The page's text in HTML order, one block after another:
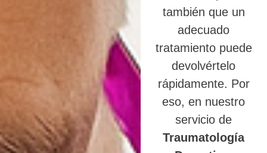
también que un
adecuado
tratamiento puede
devolvértelo
rápidamente. Por
eso, en nuestro
servicio de
Traumatología